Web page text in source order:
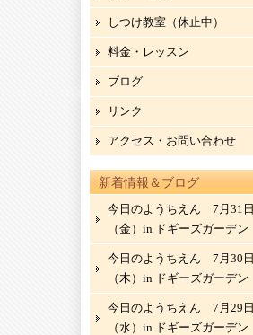
しつけ教室（休止中）
料金・レッスン
ブログ
リンク
アクセス・お問い合わせ
新着情報＆ブログ
今日のようちえん 7月31日
（金）in ドギーズガーデン
今日のようちえん 7月30日
（木）in ドギーズガーデン
今日のようちえん 7月29日
（水）in ドギーズガーデン